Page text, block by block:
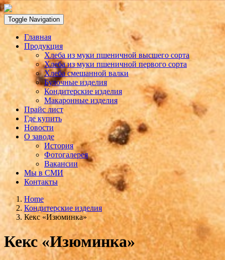
Toggle Navigation
Главная
Продукция
Хлеба из муки пшеничной высшего сорта
Хлеба из муки пшеничной первого сорта
Хлеба смешанной валки
Булочные изделия
Кондитерские изделия
Макаронные изделия
Прайс лист
Где купить
Новости
О заводе
История
Фотогалерея
Вакансии
Мы в СМИ
Контакты
Home
Кондитерские изделия
Кекс «Изюминка»
Кекс «Изюминка»